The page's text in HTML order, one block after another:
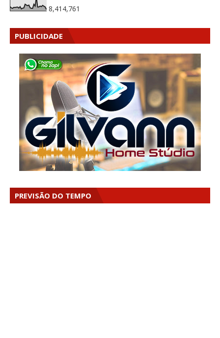
8,414,761
PUBLICIDADE
PREVISÃO DO TEMPO